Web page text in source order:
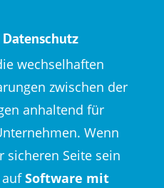
wechselhaften
zwischen der
anhaltend für
Wenn
sicheren Seite sein
aufSoftware mit